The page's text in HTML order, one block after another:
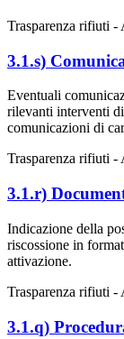
Trasparenza rifiuti -
3.1.s)
Eventuali
rilevanti interventi
comunicazioni di
Trasparenza rifiuti -
3.1.r)
Indicazione della
riscossione in
attivazione.
Trasparenza rifiuti -
3.1.q)